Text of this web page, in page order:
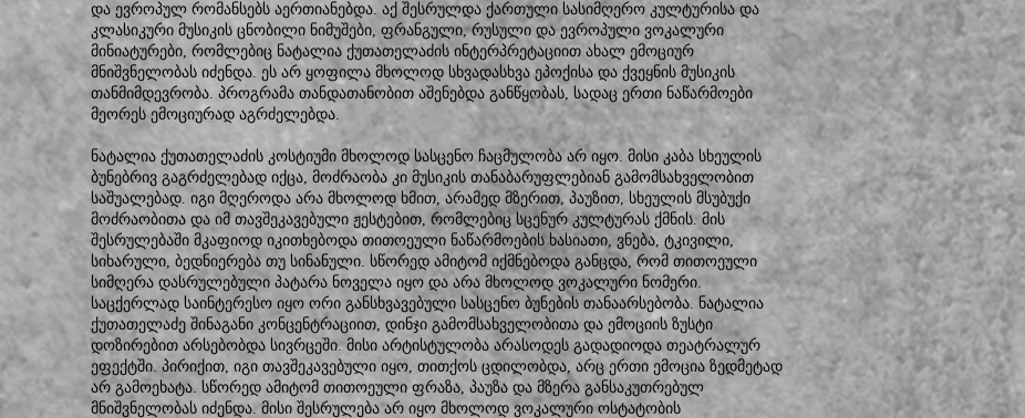
და ევროპულ რომანსებს აერთიანებდა. აქ შესრულდა ქართული სასიმღერო კულტურისა და
კლასიკური მუსიკის ცნობილი ნიმუშები, ფრანგული, რუსული და ევროპული ვოკალური
მინიატურები, რომლებიც ნატალია ქუთათელაძის ინტერპრეტაციით ახალ ემოციურ
მნიშვნელობას იძენდა. ეს არ ყოფილა მხოლოდ სხვადასხვა ეპოქისა და ქვეყნის მუსიკის
თანმიმდევრობა. პროგრამა თანდათანობით აშენებდა განწყობას, სადაც ერთი ნაწარმოები
მეორეს ემოციურად აგრძელებდა.
ნატალია ქუთათელაძის კოსტიუმი მხოლოდ სასცენო ჩაცმულობა არ იყო. მისი კაბა სხეულის
ბუნებრივ გაგრძელებად იქცა, მოძრაობა კი მუსიკის თანაბარუფლებიან გამომსახველობით
საშუალებად. იგი მღეროდა არა მხოლოდ ხმით, არამედ მზერით, პაუზით, სხეულის მსუბუქი
მოძრაობითა და იმ თავშეკავებული ჟესტებით, რომლებიც სცენურ კულტურას ქმნის. მის
შესრულებაში მკაფიოდ იკითხებოდა თითოეული ნაწარმოების ხასიათი, ვნება, ტკივილი,
სიხარული, ბედნიერება თუ სინანული. სწორედ ამიტომ იქმნებოდა განცდა, რომ თითოეული
სიმღერა დასრულებული პატარა ნოველა იყო და არა მხოლოდ ვოკალური ნომერი.
საცქერლად საინტერესო იყო ორი განსხვავებული სასცენო ბუნების თანაარსებობა. ნატალია
ქუთათელაძე შინაგანი კონცენტრაციით, დინჯი გამომსახველობითა და ემოციის ზუსტი
დოზირებით არსებობდა სივრცეში. მისი არტისტულობა არასოდეს გადადიოდა თეატრალურ
ეფექტში. პირიქით, იგი თავშეკავებული იყო, თითქოს ცდილობდა, არც ერთი ემოცია ზედმეტად
არ გამოეხატა. სწორედ ამიტომ თითოეული ფრაზა, პაუზა და მზერა განსაკუთრებულ
მნიშვნელობას იძენდა. მისი შესრულება არ იყო მხოლოდ ვოკალური ოსტატობის